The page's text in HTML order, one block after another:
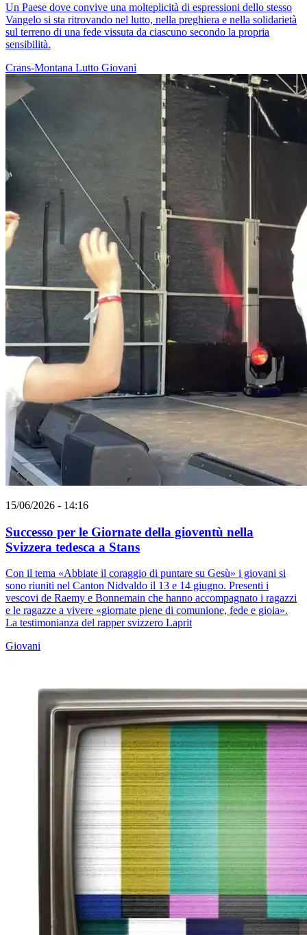
Un Paese dove convive una molteplicità di espressioni dello stesso
Vangelo si sta ritrovando nel lutto, nella preghiera e nella solidarietà
sul terreno di una fede vissuta da ciascuno secondo la propria
sensibilità.
Crans-Montana Lutto Giovani
15/06/2026 - 14:16
Successo per le Giornate della gioventù nella
Svizzera tedesca a Stans
Con il tema «Abbiate il coraggio di puntare su Gesù» i giovani si
sono riuniti nel Canton Nidvaldo il 13 e 14 giugno. Presenti i
vescovi de Raemy e Bonnemain che hanno accompagnato i ragazzi
e le ragazze a vivere «giornate piene di comunione, fede e gioia».
La testimonianza del rapper svizzero Laprit
Giovani